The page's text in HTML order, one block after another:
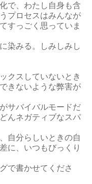
で、わたし自身も含
プロセスはみんなが
すっごく思っていま
染みる。しみしみし
クスしていないとき
きないような弊害が
サバイバルモードだ
んネガティブなスパ
自分らしいときの自
に、いつもびっくり
で書かせてくださ